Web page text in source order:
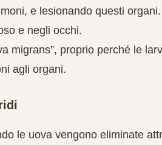
e lesionando questi
e negli occhi.
migrans”, proprio perché le
agli organi.
le uova vengono eliminate